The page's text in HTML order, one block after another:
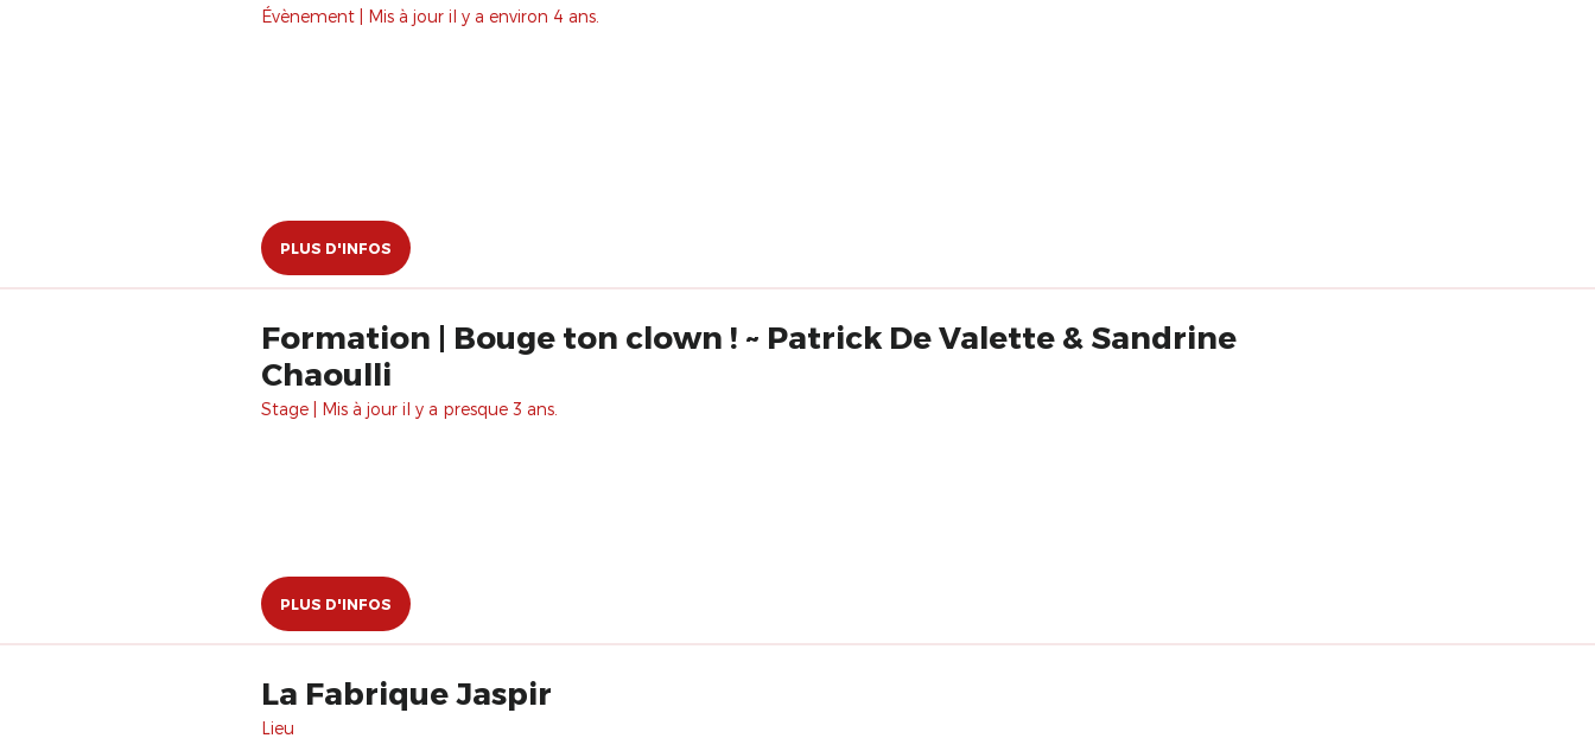
Évènement | Mis à jour il y a environ 4 ans.
PLUS D'INFOS
Formation | Bouge ton clown ! ~ Patrick De Valette & Sandrine
Chaoulli
Stage | Mis à jour il y a presque 3 ans.
PLUS D'INFOS
La Fabrique Jaspir
Lieu